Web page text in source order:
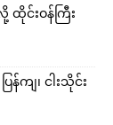
င်းဝန်ကြီး
ကျ၊ ငါးသိုင်း